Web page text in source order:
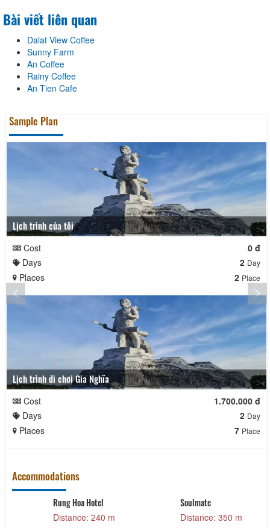
Bài viết liên quan
Dalat View Coffee
Sunny Farm
An Coffee
Rainy Coffee
An Tien Cafe
Sample Plan
Lịch trình của tôi
Cost
0 đ
Days
2 Day
Places 2 Place
Lịch trình đi chơi Gia Nghĩa
Cost
1.700.000 đ
Days
2 Day
Places 7 Place
Accommodations
Distance: 350 m Distance: 520 m